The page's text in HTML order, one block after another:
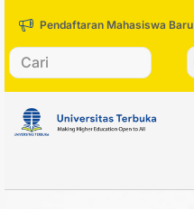
Pendaftaran Mahasiswa Baru